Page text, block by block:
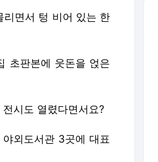
리면서 텅 비어 있는 한
초판본에 웃돈을 얹은
시도 열렸다면서요?
외도서관 3곳에 대표